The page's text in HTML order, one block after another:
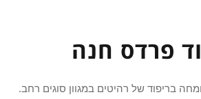
פרדס חנה
בריפוד של רהיטים במגוון סוגים רחב.